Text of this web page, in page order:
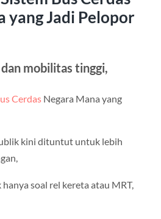
yang Jadi Pelopor
mobilitas tinggi,
CerdasNegara Mana yang
kini dituntut untuk lebih
soal rel kereta atau MRT,